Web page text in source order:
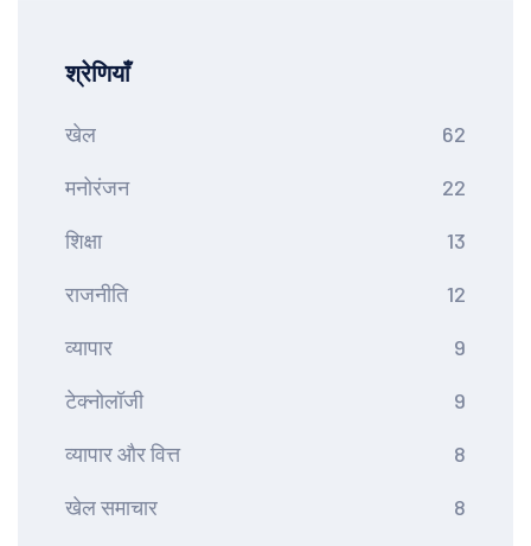
श्रेणियाँ
खेल 62
मनोरंजन 22
शिक्षा 13
राजनीति 12
व्यापार 9
टेक्नोलॉजी 9
व्यापार और वित्त 8
खेल समाचार 8